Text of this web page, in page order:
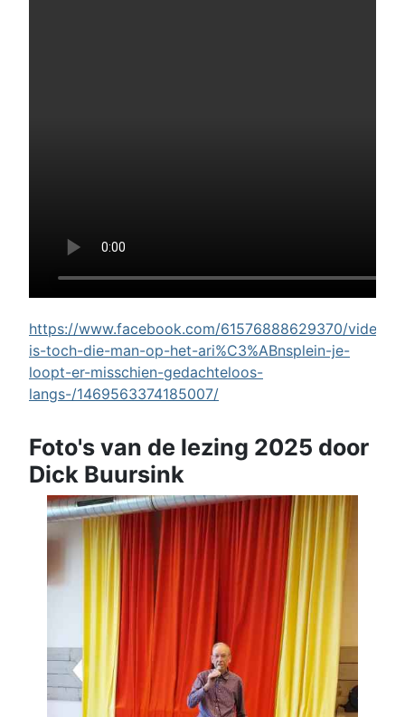
https://www.facebook.com/61576888629370/videos/
is-toch-die-man-op-het-ari%C3%ABnsplein-je-
loopt-er-misschien-gedachteloos-
langs-/1469563374185007/
Foto's van de lezing 2025 door
Dick Buursink